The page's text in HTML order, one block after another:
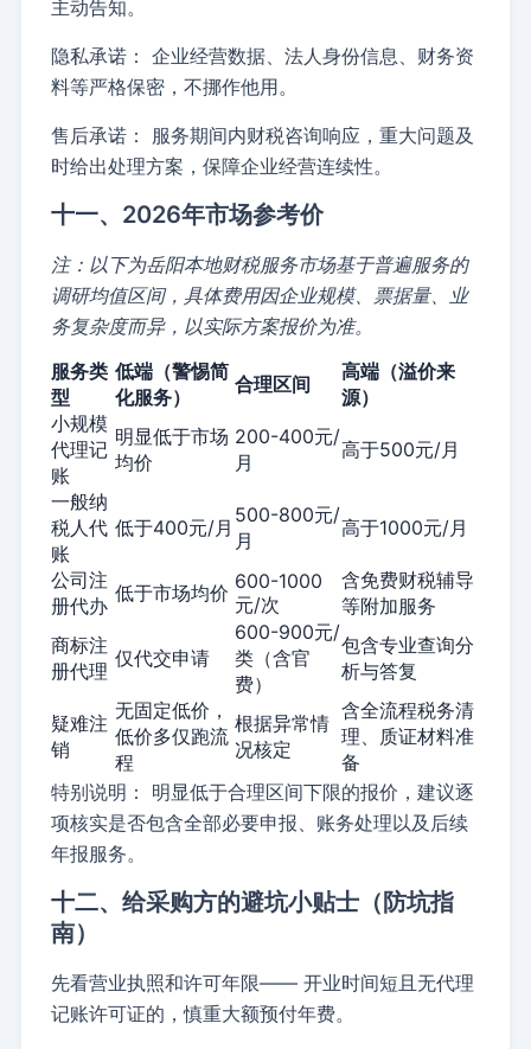
主动告知。
隐私承诺： 企业经营数据、法人身份信息、财务资
料等严格保密，不挪作他用。
售后承诺：
服务期间内财税咨询响应，重大问题及
时给出处理方案，保障企业经营连续性。
十一、2026年市场参考价
注：以下为岳阳本地财税服务市场基于普遍服务的
调研均值区间，具体费用因企业规模、票据量、业
务复杂度而异，以实际方案报价为准。
服务类
型
低端（警惕简
化服务）
合理区间
高端（溢价来
源）
小规模
代理记
账
明显低于市场
均价
200-400元/
月
高于500元/月
一般纳
税人代
账
低于400元/月
500-800元/
月
高于1000元/月
公司注
册代办
低于市场均价 600-1000
元/次
含免费财税辅导
等附加服务
商标注
册代理
仅代交申请
600-900元/
类（含官
费）
包含专业查询分
析与答复
疑难注
销
无固定低价，
低价多仅跑流
程
根据异常情
况核定
含全流程税务清
理、质证材料准
备
特别说明：
明显低于合理区间下限的报价，建议逐
项核实是否包含全部必要申报、账务处理以及后续
年报服务。
十二、给采购方的避坑小贴士（防坑指
南）
先看营业执照和许可年限——开业时间短且无代理
记账许可证的，慎重大额预付年费。